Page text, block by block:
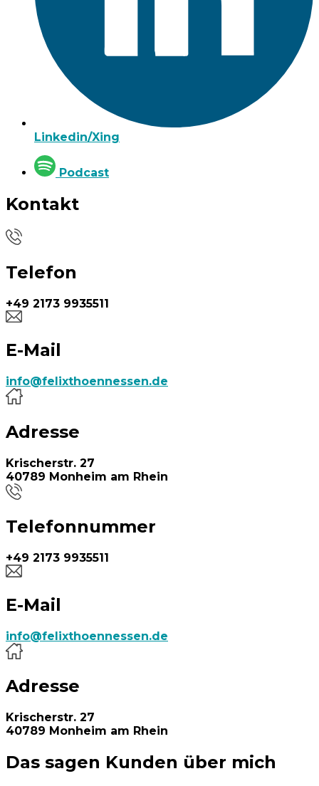
Linkedin/Xing
Podcast
Kontakt
Telefon
+49 2173 9935511
E-Mail
info@felixthoennessen.de
Adresse
Krischerstr. 27
40789 Monheim am Rhein
Telefonnummer
+49 2173 9935511
E-Mail
info@felixthoennessen.de
Adresse
Krischerstr. 27
40789 Monheim am Rhein
Das sagen Kunden über mich